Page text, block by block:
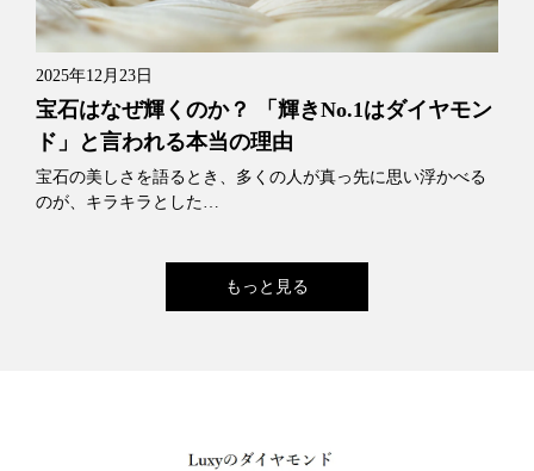
2025年12月23日
宝石はなぜ輝くのか？ 「輝きNo.1はダイヤモン
ド」と言われる本当の理由
宝石の美しさを語るとき、多くの人が真っ先に思い浮かべる
のが、キラキラとした…
もっと見る